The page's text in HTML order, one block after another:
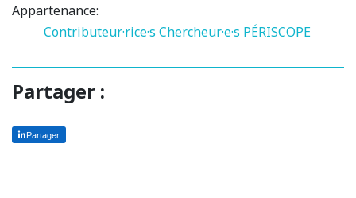
Appartenance:
Contributeur·rice·s Chercheur·e·s PÉRISCOPE
Partager :
Partager